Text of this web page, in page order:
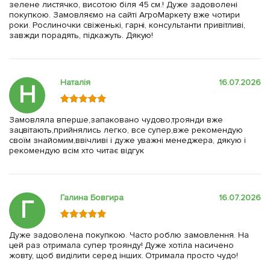
зелене листячко, висотою біля 45 см.! Дуже задоволені
покупкою. Замовляємо на сайті АгроМаркету вже чотири
роки. Рослиночки свіженькі, гарні, консультанти привітливі,
завжди порадять, підкажуть. Дякую!
Н Наталія 16.07.2026
Замовляла вперше,запаковано чудово,троянди вже
зацвітають,прийнялись легко, все супер,вже рекомендую
своїм знайомим,ввічливі і дуже уважні менеджера, дякую і
рекомендую всім хто читає відгук
Г Галина Бовгира 16.07.2026
Дуже задоволена покупкою. Часто роблю замовлення. На
цей раз отримала супер троянду! Дуже хотіла насичено
жовту, щоб виділити серед інших. Отримала просто чудо!